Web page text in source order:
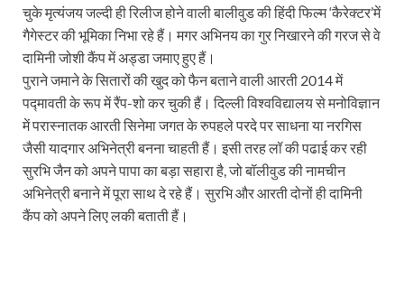
चुके मृत्यंजय जल्दी ही रिलीज होने वाली बालीवुड की हिंदी फिल्म ‘कैरेक्टर’में
गैगेस्टर की भूमिका निभा रहे हैं। मगर अभिनय का गुर निखारने की गरज से वे
दामिनी जोशी कैंप में अड्डा जमाए हुए हैं।
पुराने जमाने के सितारों की खुद को फैन बताने वाली आरती 2014 में
पद्मावती के रूप में रैंप-शो कर चुकी हैं। दिल्ली विश्वविद्यालय से मनोविज्ञान
में परास्नातक आरती सिनेमा जगत के रुपहले परदे पर साधना या नरगिस
जैसी यादगार अभिनेत्री बनना चाहती हैं। इसी तरह लॉ की पढाई कर रही
सुरभि जैन को अपने पापा का बड़ा सहारा है, जो बॉलीवुड की नामचीन
अभिनेत्री बनाने में पूरा साथ दे रहे हैं। सुरभि और आरती दोनों ही दामिनी
कैंप को अपने लिए लकी बताती हैं।